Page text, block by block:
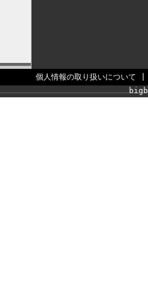
個人情報の取り扱いについて